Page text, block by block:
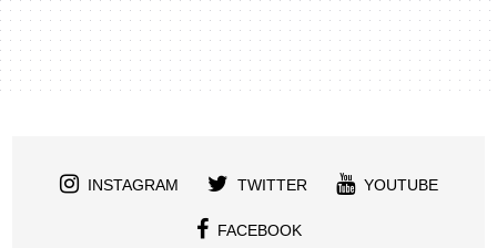
INSTAGRAM TWITTER YOUTUBE
FACEBOOK